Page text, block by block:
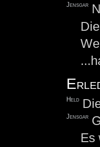
Jensgar
Held
Jensgar
Es